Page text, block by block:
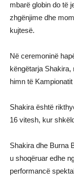
mbarë globin do të
zhgënjime dhe
kujtesë.
Në ceremoninë
këngëtarja Shakira,
himn të
Shakira është
16 vitesh, kur
Shakira dhe Burna
u shoqëruar edhe
performancë